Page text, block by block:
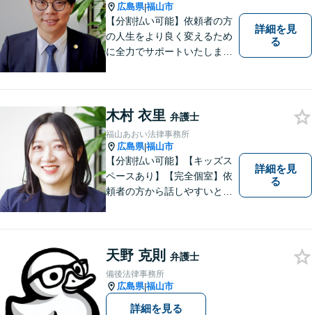
広島県|福山市
【分割払い可能】依頼者の方
の人生をより良く変えるため
に全力でサポートいたしま
詳細を見
る
木村 衣里 弁護士
福山あおい法律事務所
広島県|福山市
【分割払い可能】【キッズス
ペースあり】【完全個室】依
頼者の方から話しやすいと定
相談ください。
詳細を見
る
天野 克則 弁護士
備後法律事務所
広島県|福山市
詳細を見る